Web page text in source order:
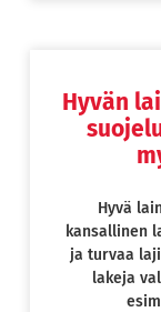
Hyvän
Hyvä
kansallinen
ja turvaa
lakeja